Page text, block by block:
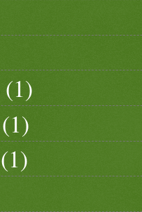
(1)
(1)
(1)